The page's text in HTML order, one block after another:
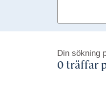
Din sökning
0 träffar